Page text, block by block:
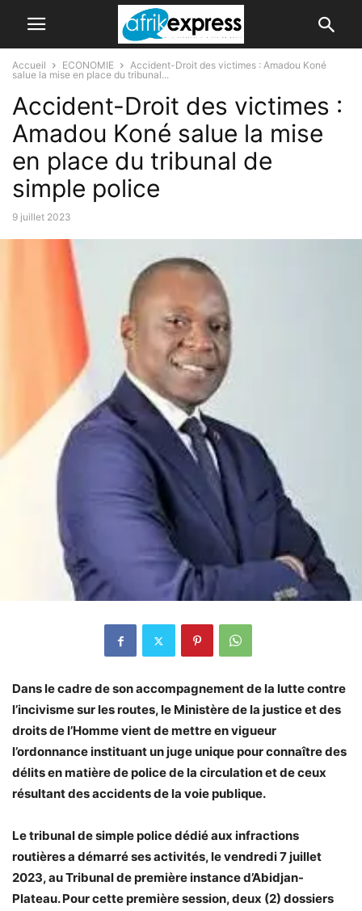
Accueil ECONOMIE
Accident-Droit des victimes : Amadou Koné
salue la mise en place du tribunal...
Accident-Droit des victimes :
Amadou Koné salue la mise
en place du tribunal de
simple police
9 juillet 2023
Dans le cadre de son accompagnement de la lutte contre
l’incivisme sur les routes, le Ministère de la justice et des
droits de l’Homme vient de mettre en vigueur
l’ordonnance instituant un juge unique pour connaître des
délits en matière de police de la circulation et de ceux
résultant des accidents de la voie publique.
Le tribunal de simple police dédié aux infractions
routières a démarré ses activités, le vendredi 7 juillet
2023, au Tribunal de première instance d’Abidjan-
Plateau. Pour cette première session, deux (2) dossiers